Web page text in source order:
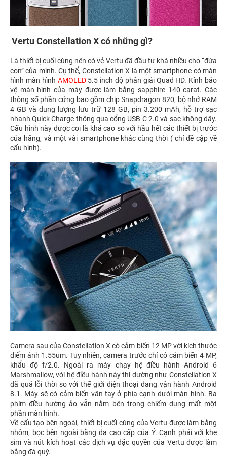
Vertu Constellation X có những gì?
Là thiết bị cuối cùng nên có vẻ Vertu đã đầu tư khá nhiều cho “đứa
con” của mình. Cụ thể, Constellation X là một smartphone có màn
hình màn hình AMOLED5.5 inch độ phân giải Quad HD. Kính bảo
vệ màn hình của máy được làm bằng sapphire 140 carat. Các
thông số phần cứng bao gồm chip Snapdragon 820, bộ nhớ RAM
4 GB và dung lượng lưu trữ 128 GB, pin 3.200 mAh, hỗ trợ sạc
nhanh Quick Charge thông qua cổng USB-C 2.0 và sạc không dây.
Cấu hình này được coi là khá cao so với hầu hết các thiết bị trước
của hãng, và một vài smartphone khác cùng thời ( chỉ đề cập về
cấu hình).
Camera sau của Constellation X có cảm biến 12 MP với kích thước
điểm ảnh 1.55um. Tuy nhiên, camera trước chỉ có cảm biến 4 MP,
khẩu độ f/2.0. Ngoài ra máy chạy hệ điều hành Android 6
Marshmallow, với hệ điều hành này thì dường như Constellation X
đã quá lỗi thời so với thế giới điện thoại đang vận hành Android
8.1. Máy sẽ có cảm biến vân tay ở phía cạnh dưới màn hình. Ba
phím điều hướng ảo vẫn nằm bên trong chiếm dụng mất một
phần màn hình.
Về cấu tạo bên ngoài, thiết bị cuối cùng của Vertu được làm bằng
nhôm, bọc bên ngoài bằng da cao cấp của Ý. Cạnh phải với khe
sim và nút kích hoạt các dịch vụ đặc quyền của Vertu được làm
bằng đá quý.